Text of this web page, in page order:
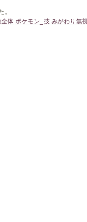
。
全体 ポケモン_技 みがわり無